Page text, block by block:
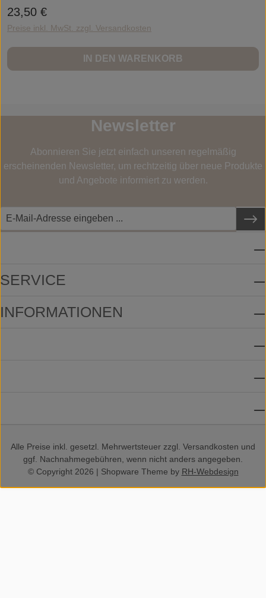
Regulärer Preis:
23,50 €
Preise inkl. MwSt. zzgl. Versandkosten
IN DEN WARENKORB
Newsletter
Abonnieren Sie jetzt einfach unseren regelmäßig
erscheinenden Newsletter, um rechtzeitig über neue Produkte
und Angebote informiert zu werden.
SERVICE
INFORMATIONEN
Alle Preise inkl. gesetzl. Mehrwertsteuer zzgl. Versandkosten und
ggf. Nachnahmegebühren, wenn nicht anders angegeben.
© Copyright 2026 | Shopware Theme by RH-Webdesign